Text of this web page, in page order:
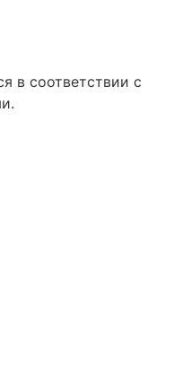
в соответствии с